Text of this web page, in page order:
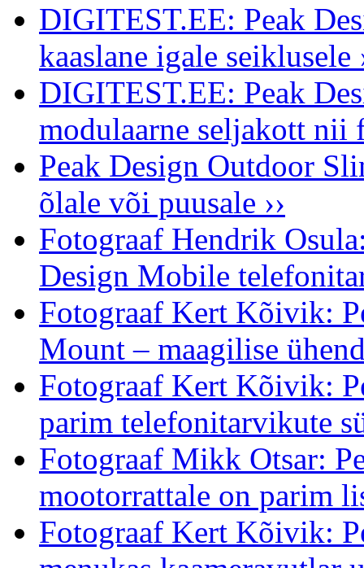
DIGITEST.EE: Peak
kaaslane igale seiklusele
DIGITEST.EE: Peak
modulaarne seljakott nii
Peak Design Outdoor
õlale või puusale ››
Fotograaf Hendrik
Design Mobile
Fotograaf Kert Kõivik:
Mount – maagilise
Fotograaf Kert Kõivik:
parim telefonitarvikute
Fotograaf Mikk Otsar:
mootorrattale on parim
Fotograaf Kert Kõivik: